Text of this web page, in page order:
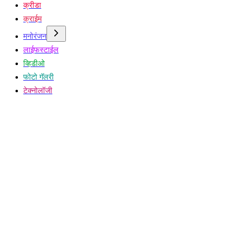
क्रीडा
क्राईम
मनोरंजन
लाईफस्टाईल
व्हिडीओ
फोटो गॅलरी
टेक्नोलॉजी